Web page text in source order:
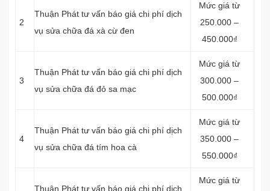
2
Thuận Phát tư vấn báo giá chi phí dịch
vụ sửa chữa đá xà cừ đen
Mức giá từ
250.000 –
450.000₫
3
Thuận Phát tư vấn báo giá chi phí dịch
vụ sửa chữa đá đỏ sa mạc
Mức giá từ
300.000 –
500.000₫
4
Thuận Phát tư vấn báo giá chi phí dịch
vụ sửa chữa đá tím hoa cà
Mức giá từ
350.000 –
550.000₫
Thuận Phát tư vấn báo giá chi phí dịch
Mức giá từ